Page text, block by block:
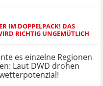
IM DOPPELPACK! DAS
RICHTIG UNGEMÜTLICH
es einzelne Regionen
Laut DWD drohen